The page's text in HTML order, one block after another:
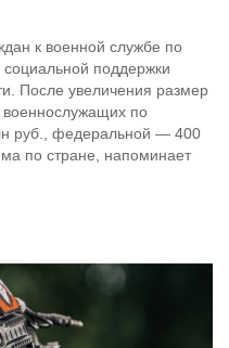
к военной службе по
поддержки
После увеличения размер
военнослужащих по
руб., федеральной — 400
по стране, напоминает